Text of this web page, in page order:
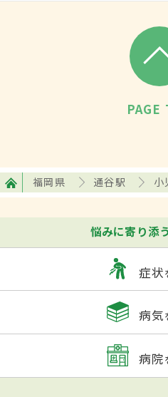
PAGE
福岡県 通谷駅 小
悩みに寄り添
症状
病気
病院